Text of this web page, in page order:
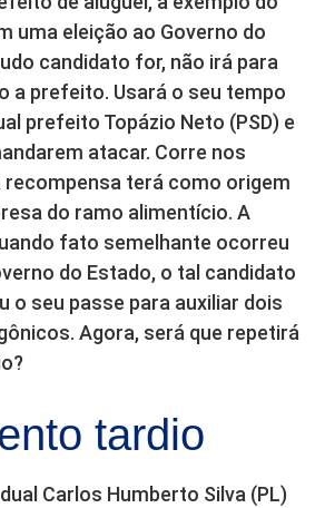
uma eleição ao Governo do
candidato for, não irá para
a prefeito. Usará o seu tempo
prefeito Topázio Neto (PSD) e
atacar. Corre nos
recompensa terá como origem
do ramo alimentício. A
fato semelhante ocorreu
do Estado, o tal candidato
o seu passe para auxiliar dois
Agora, será que repetirá
tardio
Carlos Humberto Silva (PL)